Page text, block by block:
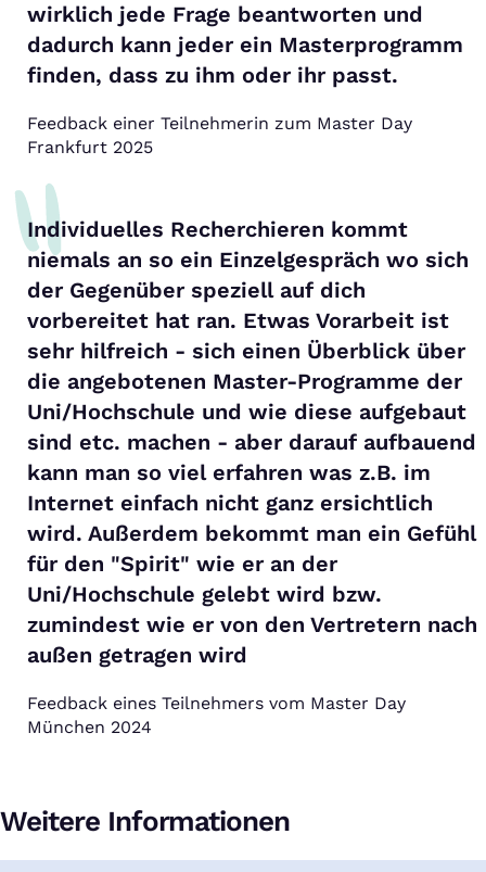
wirklich jede Frage beantworten und
dadurch kann jeder ein Masterprogramm
finden, dass zu ihm oder ihr passt.
Feedback einer Teilnehmerin zum Master Day
Frankfurt 2025
Individuelles Recherchieren kommt
niemals an so ein Einzelgespräch wo sich
der Gegenüber speziell auf dich
vorbereitet hat ran. Etwas Vorarbeit ist
sehr hilfreich - sich einen Überblick über
die angebotenen Master-Programme der
Uni/Hochschule und wie diese aufgebaut
sind etc. machen - aber darauf aufbauend
kann man so viel erfahren was z.B. im
Internet einfach nicht ganz ersichtlich
wird. Außerdem bekommt man ein Gefühl
für den "Spirit" wie er an der
Uni/Hochschule gelebt wird bzw.
zumindest wie er von den Vertretern nach
außen getragen wird
Feedback eines Teilnehmers vom Master Day
München 2024
Weitere Informationen